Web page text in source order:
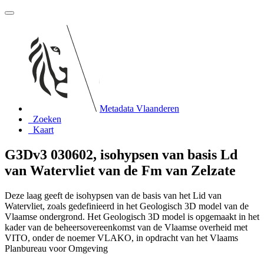
Metadata Vlaanderen
Zoeken
Kaart
G3Dv3 030602, isohypsen van basis Ld
van Watervliet van de Fm van Zelzate
Deze laag geeft de isohypsen van de basis van het Lid van
Watervliet, zoals gedefinieerd in het Geologisch 3D model van de
Vlaamse ondergrond. Het Geologisch 3D model is opgemaakt in het
kader van de beheersovereenkomst van de Vlaamse overheid met
VITO, onder de noemer VLAKO, in opdracht van het Vlaams
Planbureau voor Omgeving